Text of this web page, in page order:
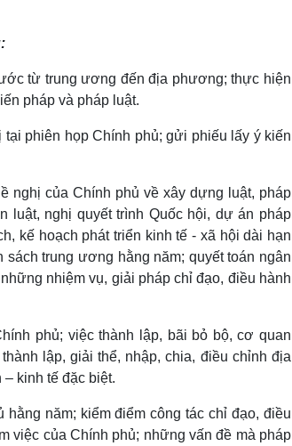
từ trung ương đến địa phương; thực hiện
pháp và pháp luật.
phiên họp Chính phủ; gửi phiếu lấy ý kiến
nghị của Chính phủ về xây dựng luật, pháp
luật, nghị quyết trình Quốc hội, dự án pháp
kế hoạch phát triển kinh tế - xã hội dài hạn
trung ương hằng năm; quyết toán ngân
nhiệm vụ, giải pháp chỉ đạo, điều hành
phủ; việc thành lập, bãi bỏ bộ, cơ quan
lập, giải thể, nhập, chia, điều chỉnh địa
kinh tế đặc biệt.
năm; kiểm điểm công tác chỉ đạo, điều
việc của Chính phủ; những vấn đề mà pháp